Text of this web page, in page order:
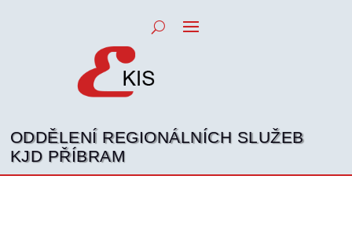
ODDĚLENÍ REGIONÁLNÍCH SLUŽEB
KJD PŘÍBRAM